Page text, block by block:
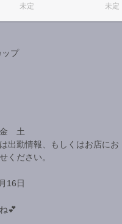
未定 未定
プ
土
出勤情報、もしくはお店にお
ください。
16日
💕